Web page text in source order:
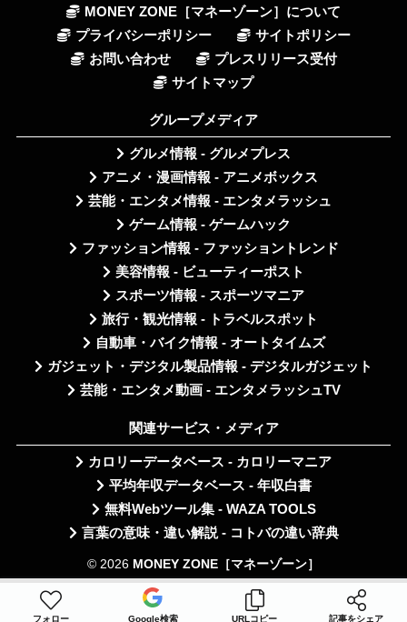
MONEY ZONE［マネーゾーン］について
プライバシーポリシー
サイトポリシー
お問い合わせ
プレスリリース受付
サイトマップ
グループメディア
グルメ情報 - グルメプレス
アニメ・漫画情報 - アニメボックス
芸能・エンタメ情報 - エンタメラッシュ
ゲーム情報 - ゲームハック
ファッション情報 - ファッショントレンド
美容情報 - ビューティーポスト
スポーツ情報 - スポーツマニア
旅行・観光情報 - トラベルスポット
自動車・バイク情報 - オートタイムズ
ガジェット・デジタル製品情報 - デジタルガジェット
芸能・エンタメ動画 - エンタメラッシュTV
関連サービス・メディア
カロリーデータベース - カロリーマニア
平均年収データベース - 年収白書
無料Webツール集 - WAZA TOOLS
言葉の意味・違い解説 - コトバの違い辞典
© 2026 MONEY ZONE［マネーゾーン］
フォロー Google検索 URLコピー 記事をシェア